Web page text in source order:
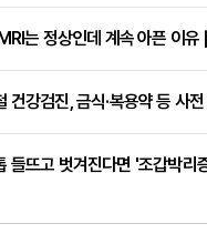
는 정상인데 계속 아픈 이유
건강검진, 금식·복용약 등 사
들뜨고 벗겨진다면 '조갑박리